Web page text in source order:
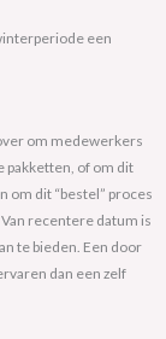
een
om medewerkers
pakketten, of om dit
om dit “bestel” proces
recentere datum is
te bieden. Een door
dan een zelf